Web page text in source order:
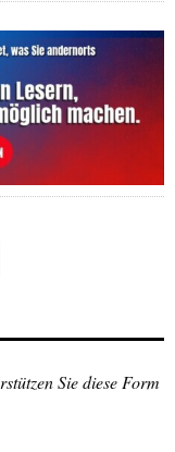
Sie diese Form